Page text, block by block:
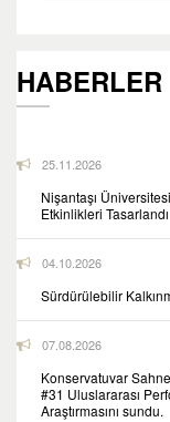
HABERLER
25.11.2026
Nişantaşı
Etkinlikleri Tasarlandı
04.10.2026
Sürdürülebilir
07.08.2026
Konservatuvar
#31 Uluslararası
Araştırmasını sundu.